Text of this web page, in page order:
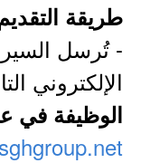
طريقة
- تُرسل
الإلكتروني
الوظيفة في